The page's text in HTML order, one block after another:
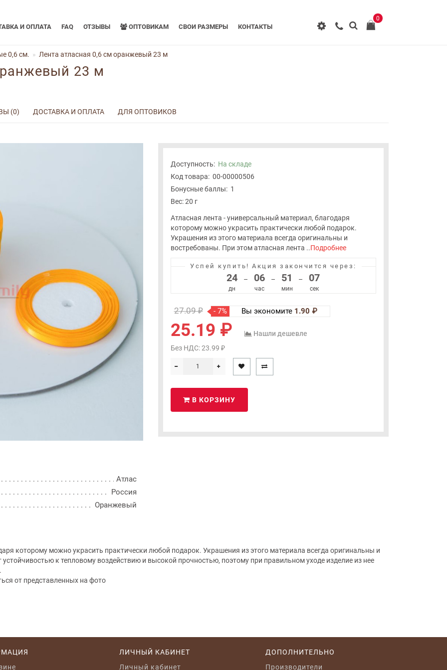
И ОПЛАТА FAQ ОТЗЫВЫ ОПТОВИКАМ СВОИ РАЗМЕРЫ КОНТАКТЫ
0
0,6 см. Лента атласная 0,6 см оранжевый 23 м
23 м
(0) ДОСТАВКА И ОПЛАТА ДЛЯ ОПТОВИКОВ
Атлас
Россия
Оранжевый
Доступность: На складе
Код товара: 00-00000506
Бонусные баллы:1
Вес: 20 г
Атласная лента - универсальный материал, благодаря
которому можно украсить практически любой подарок.
Украшения из этого материала всегда оригинальны и
востребованы. При этом атласная лента ..Подробнее
Успей купить! Акция закончится через:
24
дн
– 06
час
– 51
мин
– 06
сек
27.09 ₽ - 7% Вы экономите 1.90 ₽
25.19 ₽
Нашли дешевле
Без НДС: 23.99 ₽
В КОРЗИНУ
которому можно украсить практически любой подарок. Украшения из этого материала всегда оригинальны и
к тепловому воздействию и высокой прочностью, поэтому при правильном уходе изделие из нее
от представленных на фото
ЛИЧНЫЙ КАБИНЕТ
Личный кабинет
ДОПОЛНИТЕЛЬНО
Производители